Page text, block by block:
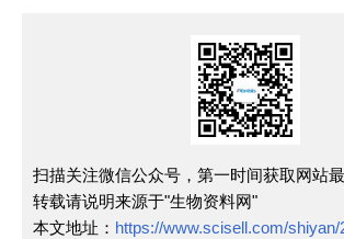
扫描关注微信公众号，第一时间获取网站
转载请说明来源于"生物资料网"
本文地址： https://www.scisell.com/shiyan/